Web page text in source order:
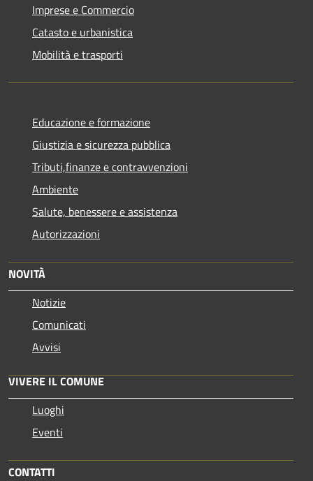
Imprese e Commercio
Catasto e urbanistica
Mobilità e trasporti
Educazione e formazione
Giustizia e sicurezza pubblica
Tributi,finanze e contravvenzioni
Ambiente
Salute, benessere e assistenza
Autorizzazioni
NOVITÀ
Notizie
Comunicati
Avvisi
VIVERE IL COMUNE
Luoghi
Eventi
CONTATTI